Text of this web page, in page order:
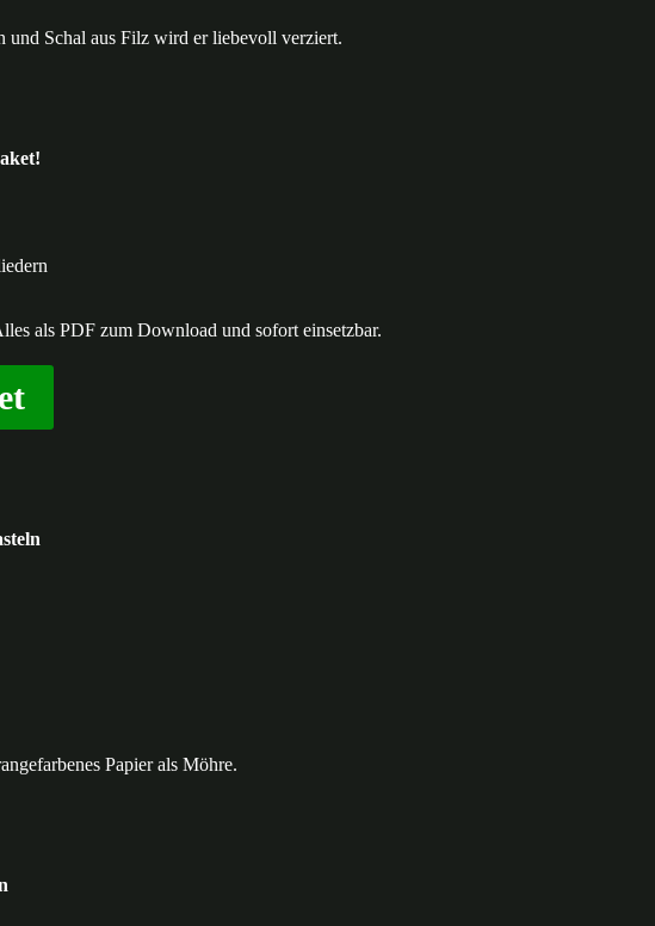
und Schal aus Filz wird er liebevoll verziert.
als PDF zum Download und sofort einsetzbar.
Papier als Möhre.